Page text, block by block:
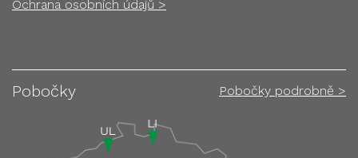
Ochrana osobních údajů >
Pobočky Pobočky podrobně >